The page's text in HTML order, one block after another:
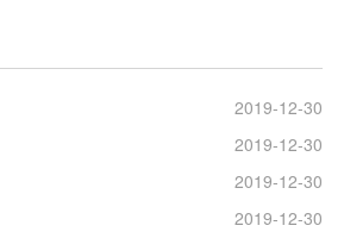
2019-12-30
2019-12-30
2019-12-30
2019-12-30